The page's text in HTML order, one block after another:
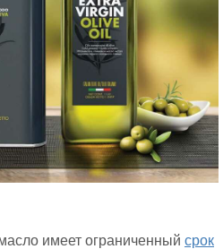
имеет ограниченный срок